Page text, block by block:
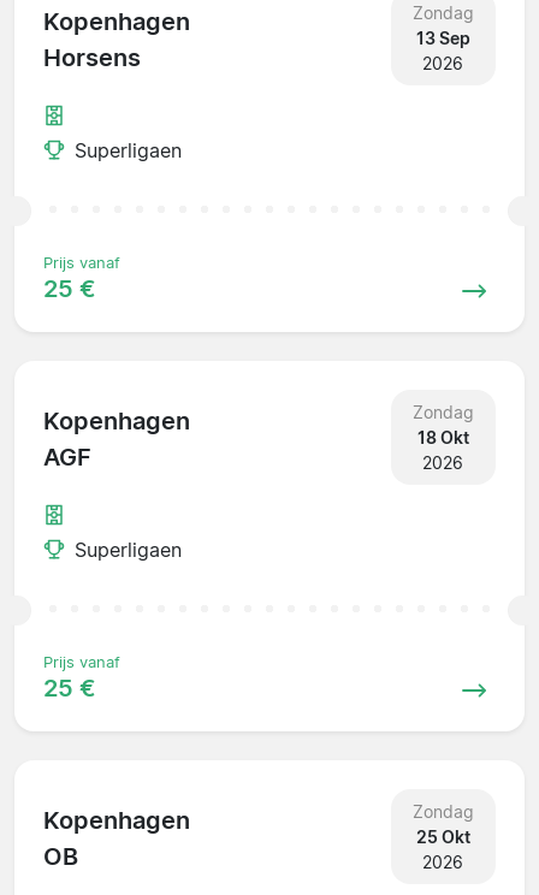
Kopenhagen
Horsens
Zondag
13 Sep
2026
Superligaen
Prijs vanaf
25 €
Kopenhagen
AGF
Zondag
18 Okt
2026
Superligaen
Prijs vanaf
25 €
Kopenhagen
OB
Zondag
25 Okt
2026